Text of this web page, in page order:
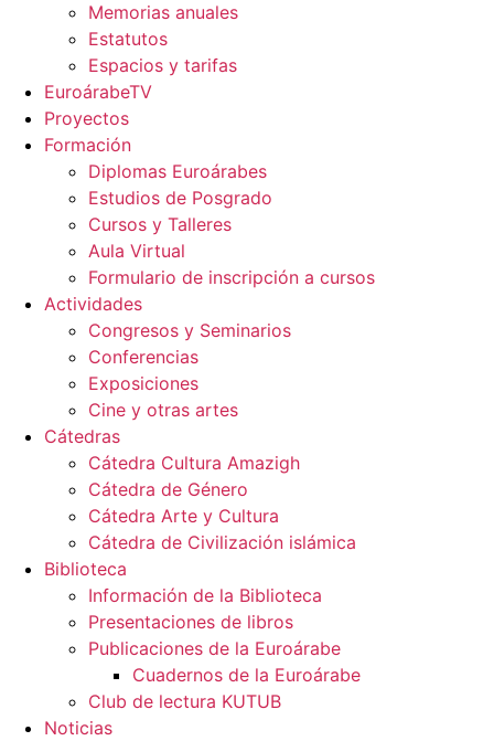
Memorias anuales
Estatutos
Espacios y tarifas
EuroárabeTV
Proyectos
Formación
Diplomas Euroárabes
Estudios de Posgrado
Cursos y Talleres
Aula Virtual
Formulario de inscripción a cursos
Actividades
Congresos y Seminarios
Conferencias
Exposiciones
Cine y otras artes
Cátedras
Cátedra Cultura Amazigh
Cátedra de Género
Cátedra Arte y Cultura
Cátedra de Civilización islámica
Biblioteca
Información de la Biblioteca
Presentaciones de libros
Publicaciones de la Euroárabe
Cuadernos de la Euroárabe
Club de lectura KUTUB
Noticias